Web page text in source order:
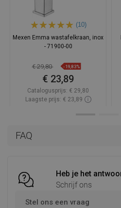
FAQ
Heb je het
Schrijf ons
Stel ons een vraag
(10)
Mexen Emma wastafelkraan, inox
- 71900-00
€ 29,80 -19,83%
€ 23,89
Catalogusprijs: € 29,80
Laagste prijs: € 23,89